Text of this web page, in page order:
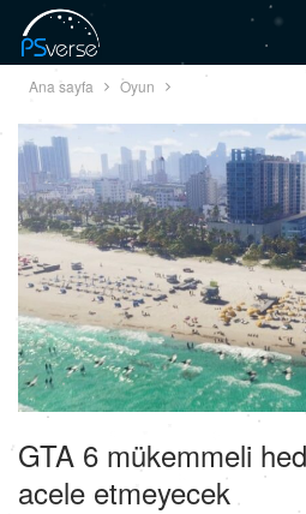
Ana sayfa Oyun
GTA 6 mükemmeli
acele etmeyecek